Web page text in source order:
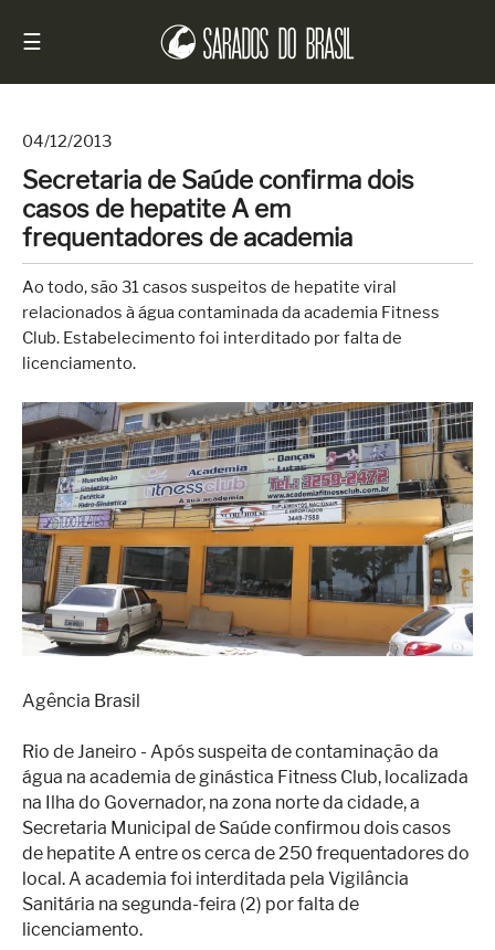
☰
Início
Notícias
Sarados
do
Brasil
Entrevistas
Antes
e
Depois
Superação
Fisiculturismo
Anabolizantes
Suplementação
Treino
Saúde
Ensaios
Concursos
Moda
Praia
04/12/2013
Secretaria de Saúde confirma dois
casos de hepatite A em
frequentadores de academia
Ao todo, são 31 casos suspeitos de hepatite viral
relacionados à água contaminada da academia Fitness
Club. Estabelecimento foi interditado por falta de
licenciamento.
Agência Brasil
Rio de Janeiro - Após suspeita de contaminação da
água na academia de ginástica Fitness Club, localizada
na Ilha do Governador, na zona norte da cidade, a
Secretaria Municipal de Saúde confirmou dois casos
de hepatite A entre os cerca de 250 frequentadores do
local. A academia foi interditada pela Vigilância
Sanitária na segunda-feira (2) por falta de
licenciamento.